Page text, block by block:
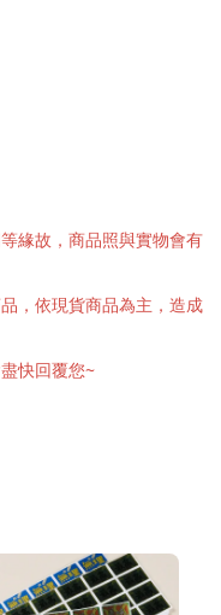
緣故，商品照與實物會有
，依現貨商品為主，造成
快回覆您~